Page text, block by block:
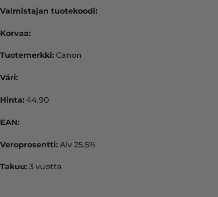
Valmistajan tuotekoodi:
Korvaa:
Tuotemerkki: Canon
Väri:
Hinta: 44.90
EAN:
Veroprosentti: Alv 25.5%
Takuu: 3 vuotta